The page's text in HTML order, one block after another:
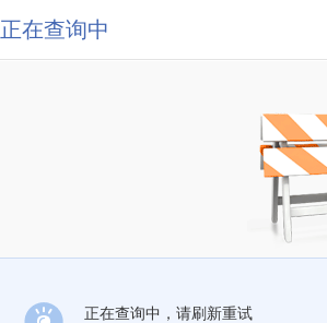
正在查询中
正在查询中，请刷新重试